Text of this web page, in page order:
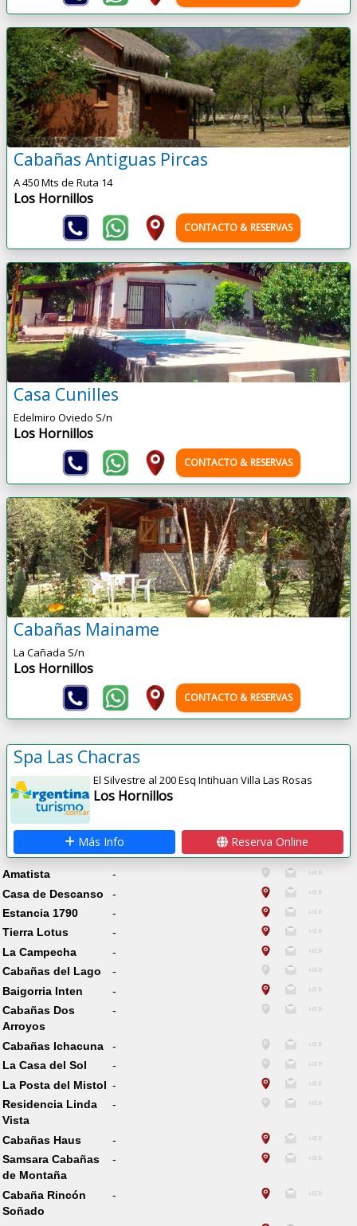
Cabañas Antiguas Pircas
A 450 Mts de Ruta 14
Los Hornillos
CONTACTO & RESERVAS
Casa Cunilles
Edelmiro Oviedo S/n
Los Hornillos
CONTACTO & RESERVAS
Cabañas Mainame
La Cañada S/n
Los Hornillos
CONTACTO & RESERVAS
Spa Las Chacras
El Silvestre al 200 Esq Intihuan Villa Las Rosas
Los Hornillos
Más Info Reserva Online
Amatista
-
Casa de Descanso
-
Estancia 1790
-
Tierra Lotus
-
La Campecha
-
Cabañas del Lago
-
Baigorria Inten
-
Cabañas Dos
Arroyos
-
Cabañas Ichacuna
-
La Casa del Sol
-
La Posta del Mistol -
Residencia Linda
Vista
-
Cabañas Haus
-
Samsara Cabañas
de Montaña
-
Cabaña Rincón
Soñado
-